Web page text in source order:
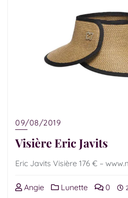
09/08/2019
Visière Eric Javits
Eric Javits Visière 176 € –
Angie Lunette 0